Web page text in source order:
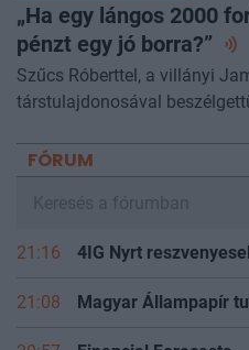
„Ha egy lángos 2000
pénzt egy jó borra?”
Szűcs Róberttel, a villányi
társtulajdonosával
FÓRUM
21:16 4IG Nyrt
21:08 Magyar Állampapír